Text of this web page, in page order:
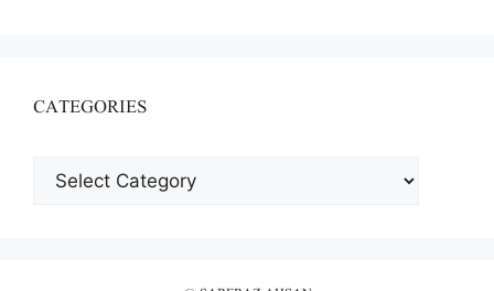
CATEGORIES
CATEGORIES